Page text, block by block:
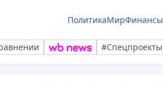
ПолитикаМирФинансы
#Спецпроекты